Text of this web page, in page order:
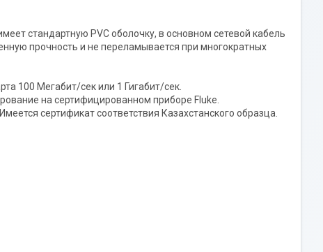
стандартную PVC оболочку, в основном сетевой кабель
прочность и не переламывается при многократных
100 Мегабит/сек или 1 Гигабит/сек.
на сертифицированном приборе Fluke.
сертификат соответствия Казахстанского образца.